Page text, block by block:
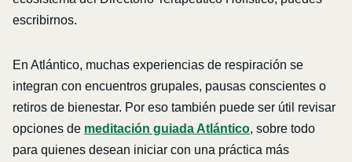
escribirnos.
En Atlántico, muchas experiencias de respiración se
integran con encuentros grupales, pausas conscientes o
retiros de bienestar. Por eso también puede ser útil revisar
opciones de meditación guiada Atlántico, sobre todo
para quienes desean iniciar con una práctica más